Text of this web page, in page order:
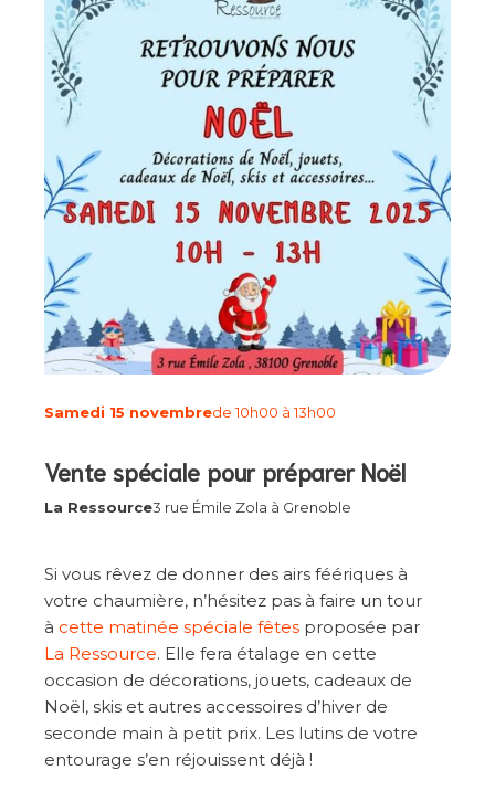
Samedi 15 novembrede 10h00 à 13h00
Vente spéciale pour préparer Noël
La Ressource3 rue Émile Zola à Grenoble
Si vous rêvez de donner des airs féériques à
votre chaumière, n’hésitez pas à faire un tour
à cette matinée spéciale fêtes proposée par
La Ressource. Elle fera étalage en cette
occasion de décorations, jouets, cadeaux de
Noël, skis et autres accessoires d’hiver de
seconde main à petit prix. Les lutins de votre
entourage s’en réjouissent déjà !